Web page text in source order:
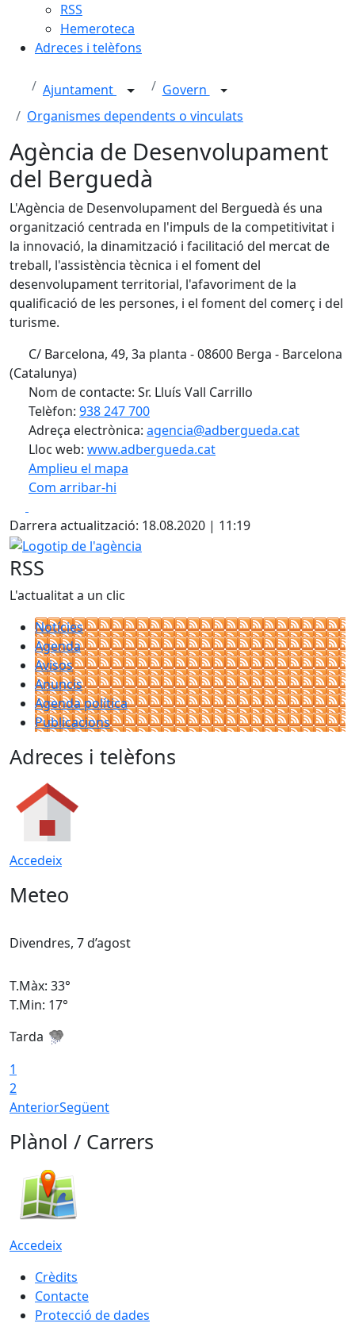
RSS
Hemeroteca
Adreces i telèfons
Ajuntament
Govern
Organismes dependents o vinculats
Agència de Desenvolupament
del Berguedà
L'Agència de Desenvolupament del Berguedà és una
organització centrada en l'impuls de la competitivitat i
la innovació, la dinamització i facilitació del mercat de
treball, l'assistència tècnica i el foment del
desenvolupament territorial, l'afavoriment de la
qualificació de les persones, i el foment del comerç i del
turisme.
C/ Barcelona, 49, 3a planta - 08600 Berga - Barcelona
(Catalunya)
Nom de contacte: Sr. Lluís Vall Carrillo
Telèfon: 938 247 700
Adreça electrònica: agencia@adbergueda.cat
Lloc web: www.adbergueda.cat
Amplieu el mapa
Com arribar-hi
+
−
Darrera actualització: 18.08.2020 | 11:19
Logotip de l'agència
RSS
L'actualitat a un clic
Notícies
Agenda
Avisos
Anuncis
Agenda política
Publicacions
Adreces i telèfons
Accedeix
Meteo
Divendres, 7 d’agost
T.Màx: 33°
T.Min: 17°
Tarda
1
2
AnteriorSegüent
Plànol / Carrers
Accedeix
Crèdits
Contacte
Protecció de dades